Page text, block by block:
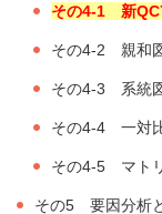
その4-1 新
その4-2 親和
その4-3 系統
その4-4 一対
その4-5 マト
その5 要因分析